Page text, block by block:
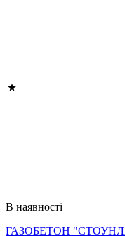
В наявності
ГАЗОБЕТОН